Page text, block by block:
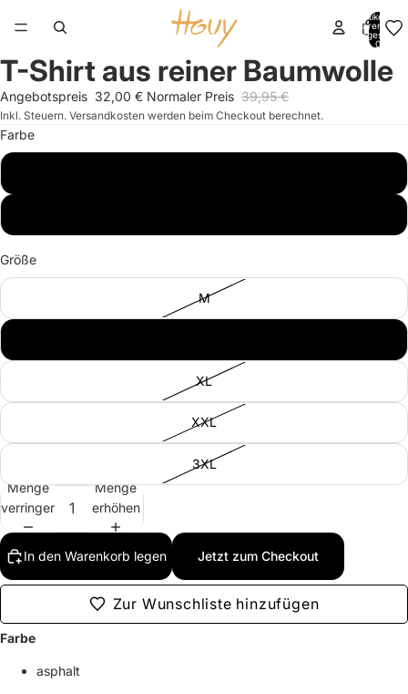
Artikel im
Warenkorb
insgesamt:
0
Bild
im
Vollbildmodus
öffnen
Bild
im
Vollbildmodus
öffnen
Bild
im
Vollbildmodus
öffnen
Bild
im
Vollbildmodus
öffnen
T-Shirt aus reiner Baumwolle
Angebotspreis 32,00 € Normaler Preis 39,95 €
Inkl. Steuern. Versandkosten werden beim Checkout berechnet.
Farbe
Größe
M
XL
XXL
3XL
Menge
verringern
Menge
erhöhen
In den Warenkorb legen Jetzt zum Checkout
Zur Wunschliste hinzufügen
Farbe
asphalt